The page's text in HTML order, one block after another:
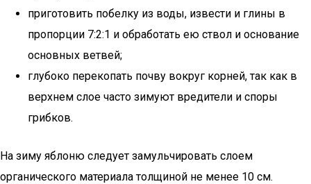
приготовить побелку из воды, извести и глины в
пропорции 7:2:1 и обработать ею ствол и основание
основных ветвей;
глубоко перекопать почву вокруг корней, так как в
верхнем слое часто зимуют вредители и споры
грибков.
На зиму яблоню следует замульчировать слоем
органического материала толщиной не менее 10 см.